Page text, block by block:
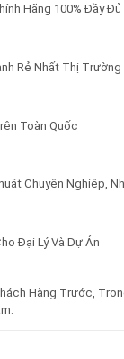
Hãng 100% Đầy Đủ
Rẻ Nhất Thị Trường
Toàn Quốc
Chuyên Nghiệp,
Đại Lý Và Dự Án
Hàng Trước,